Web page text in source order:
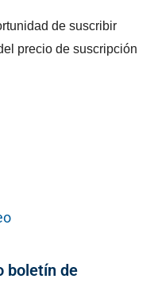
de suscribir
precio de suscripción
boletín de